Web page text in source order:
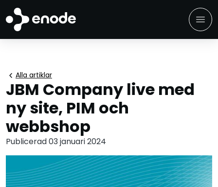
menu
chevron_left Alla artiklar
JBM Company live med
ny site, PIM och
webbshop
Publicerad 03 januari 2024